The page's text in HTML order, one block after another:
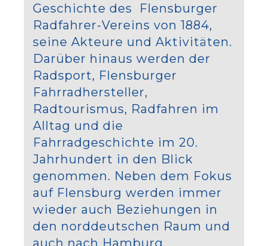
Geschichte des Flensburger
Radfahrer-Vereins von 1884,
seine Akteure und Aktivitäten.
Darüber hinaus werden der
Radsport, Flensburger
Fahrradhersteller,
Radtourismus, Radfahren im
Alltag und die
Fahrradgeschichte im 20.
Jahrhundert in den Blick
genommen. Neben dem Fokus
auf Flensburg werden immer
wieder auch Beziehungen in
den norddeutschen Raum und
auch nach Hamburg